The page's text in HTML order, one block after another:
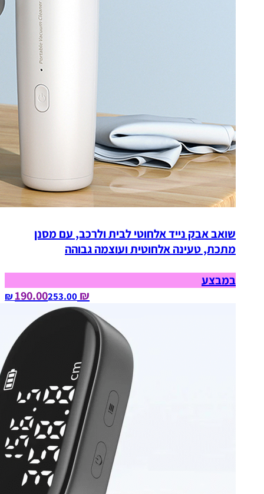
שואב אבק נייד אלחוטי לבית ולרכב, עם מסנן
מתכת, טעינה אלחוטית ועוצמה גבוהה
במבצע
₪ 190.00
253.00‏ ₪